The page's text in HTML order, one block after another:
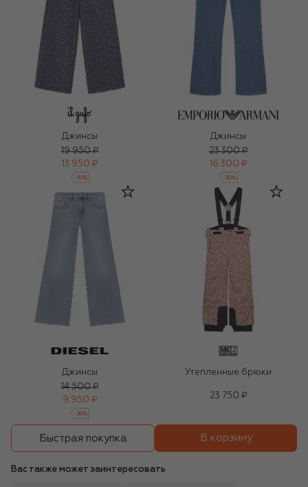
Джинсы
19 950 ₽
13 950 ₽
-30%
Джинсы
23 300 ₽
16 300 ₽
-30%
Джинсы
14 500 ₽
9 950 ₽
-30%
Утепленные брюки
23 750 ₽
Быстрая покупка В корзину
Вас также может заинтересовать